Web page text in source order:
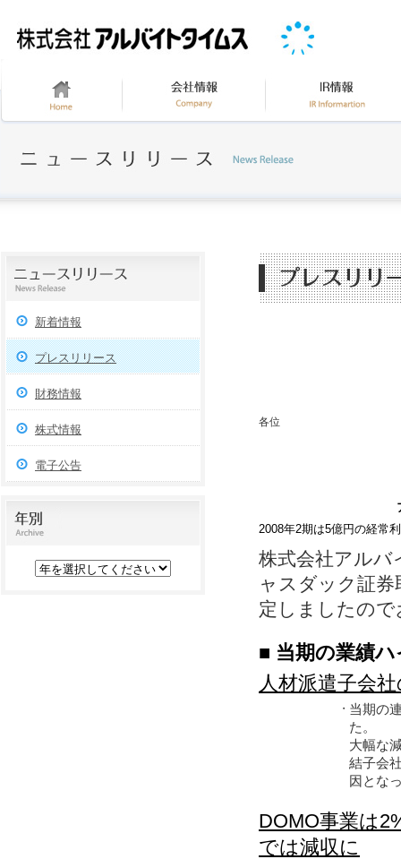
新着情報
プレスリリース
財務情報
株式情報
電子公告
各位
2008年2期は5億円の経常
株式会社アルバ
ャスダック証
定しましたの
■ 当期の業績
人材派遣子会
・ 当期の
た。
大幅な
結子会
因とな
DOMO事業は
では減収に